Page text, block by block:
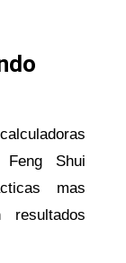
Shui
mas
resultados